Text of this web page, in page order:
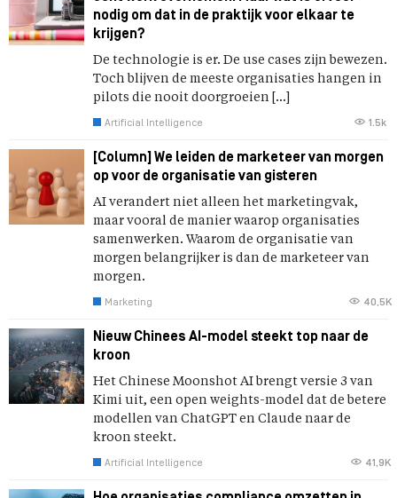
nodig om dat in de praktijk voor elkaar te
krijgen?
De technologie is er. De use cases zijn bewezen.
Toch blijven de meeste organisaties hangen in
pilots die nooit doorgroeien […]
Artificial Intelligence 1.5k
[Column] We leiden de marketeer van morgen
op voor de organisatie van gisteren
AI verandert niet alleen het marketingvak,
maar vooral de manier waarop organisaties
samenwerken. Waarom de organisatie van
morgen belangrijker is dan de marketeer van
morgen.
Marketing 40,5K
Nieuw Chinees AI-model steekt top naar de
kroon
Het Chinese Moonshot AI brengt versie 3 van
Kimi uit, een open weights-model dat de betere
modellen van ChatGPT en Claude naar de
kroon steekt.
Artificial Intelligence 41,9K